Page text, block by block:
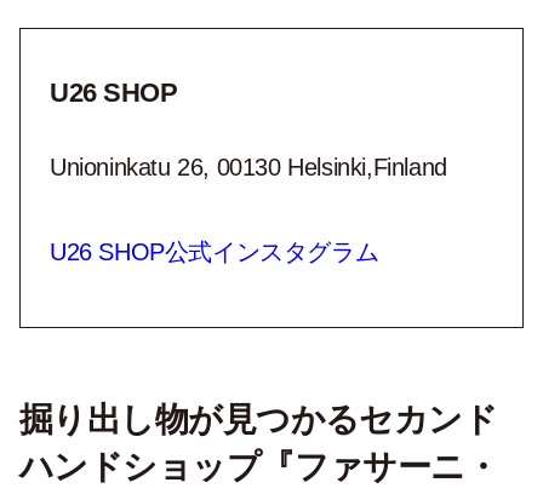
U26 SHOP
Unioninkatu 26, 00130 Helsinki,Finland
U26 SHOP公式インスタグラム
掘り出し物が見つかるセカンド
ハンドショップ『ファサーニ・